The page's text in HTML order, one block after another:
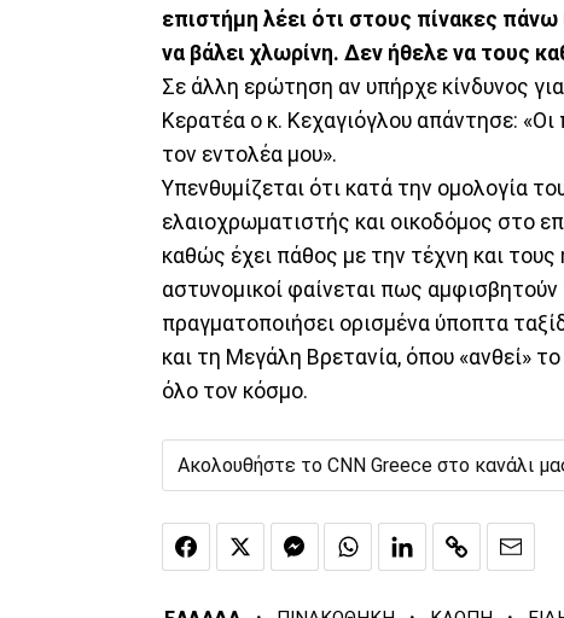
επιστήμη λέει ότι στους πίνακες πάνω
να βάλει χλωρίνη. Δεν ήθελε να τους
Σε άλλη ερώτηση αν υπήρχε κίνδυνος
Κερατέα ο κ. Κεχαγιόγλου απάντησε:
τον εντολέα μου».
Υπενθυμίζεται ότι κατά την ομολογία
ελαιοχρωματιστής και οικοδόμος στο
καθώς έχει πάθος με την τέχνη και
αστυνομικοί φαίνεται πως
πραγματοποιήσει ορισμένα ύποπτα
και τη Μεγάλη Βρετανία, όπου «ανθεί»
όλο τον κόσμο.
Ακολουθήστε το CNN Greece στο κανάλι